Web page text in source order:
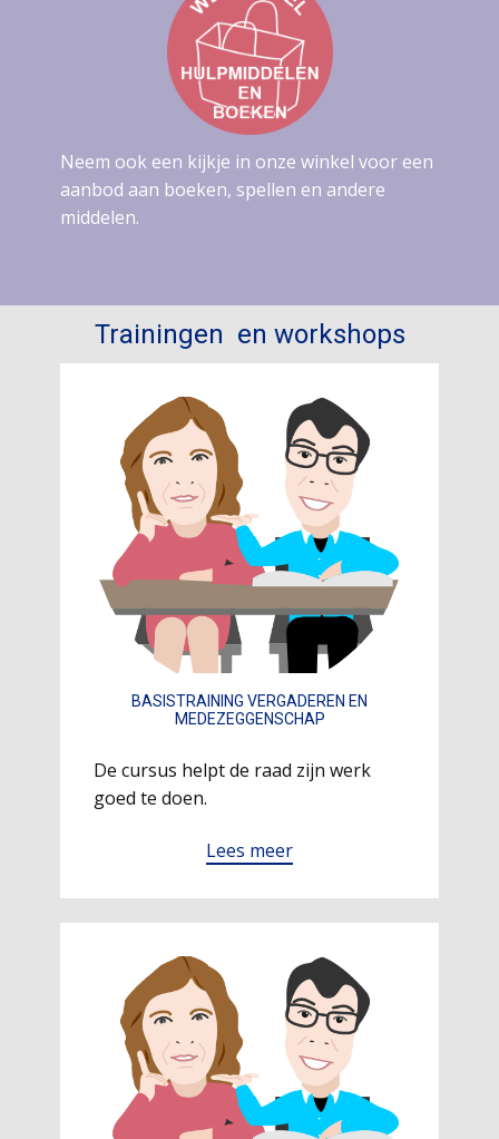
Neem ook een kijkje in onze winkel voor een
aanbod aan boeken, spellen en andere
middelen.
Trainingen en workshops
BASISTRAINING VERGADEREN EN
MEDEZEGGENSCHAP
De cursus helpt de raad zijn werk
goed te doen.
Lees meer